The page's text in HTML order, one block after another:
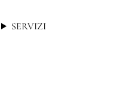
SERVIZI